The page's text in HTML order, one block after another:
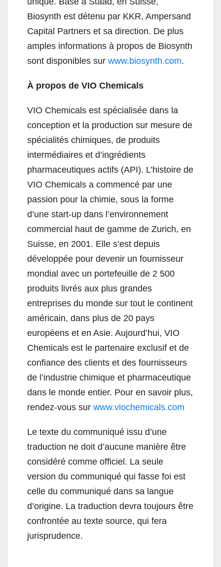
Biosynth est détenu par KKR, Ampersand
Capital Partners et sa direction. De plus
amples informations à propos de Biosynth
sont disponibles sur www.biosynth.com.
À propos de VIO Chemicals
VIO Chemicals est spécialisée dans la
conception et la production sur mesure de
spécialités chimiques, de produits
intermédiaires et d’ingrédients
pharmaceutiques actifs (API). L’histoire de
VIO Chemicals a commencé par une
passion pour la chimie, sous la forme
d’une start-up dans l’environnement
commercial haut de gamme de Zurich, en
Suisse, en 2001. Elle s’est depuis
développée pour devenir un fournisseur
mondial avec un portefeuille de 2 500
produits livrés aux plus grandes
entreprises du monde sur tout le continent
américain, dans plus de 20 pays
européens et en Asie. Aujourd’hui, VIO
Chemicals est le partenaire exclusif et de
confiance des clients et des fournisseurs
de l’industrie chimique et pharmaceutique
dans le monde entier. Pour en savoir plus,
rendez-vous sur www.viochemicals.com
Le texte du communiqué issu d’une
traduction ne doit d’aucune manière être
considéré comme officiel. La seule
version du communiqué qui fasse foi est
celle du communiqué dans sa langue
d’origine. La traduction devra toujours être
confrontée au texte source, qui fera
jurisprudence.